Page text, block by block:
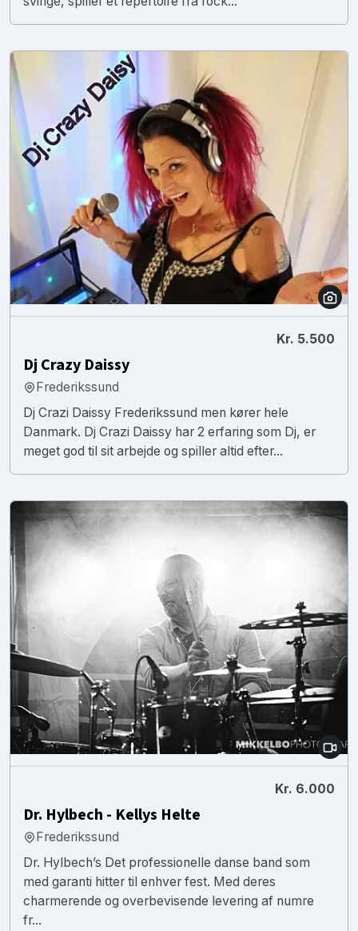
Kr. 5.500
Dj Crazy Daissy
Frederikssund
Dj Crazi Daissy Frederikssund men kører hele
Danmark. Dj Crazi Daissy har 2 erfaring som Dj, er
meget god til sit arbejde og spiller altid efter...
Kr. 6.000
Dr. Hylbech - Kellys Helte
Frederikssund
Dr. Hylbech’s Det professionelle danse band som
med garanti hitter til enhver fest. Med deres
charmerende og overbevisende levering af numre
fr...